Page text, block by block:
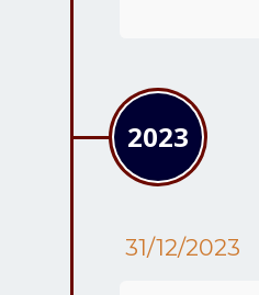
2023
31/12/2023